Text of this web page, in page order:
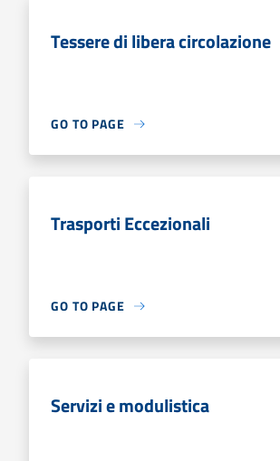
Tessere di libera circolazione
GO TO PAGE
Trasporti Eccezionali
GO TO PAGE
Servizi e modulistica